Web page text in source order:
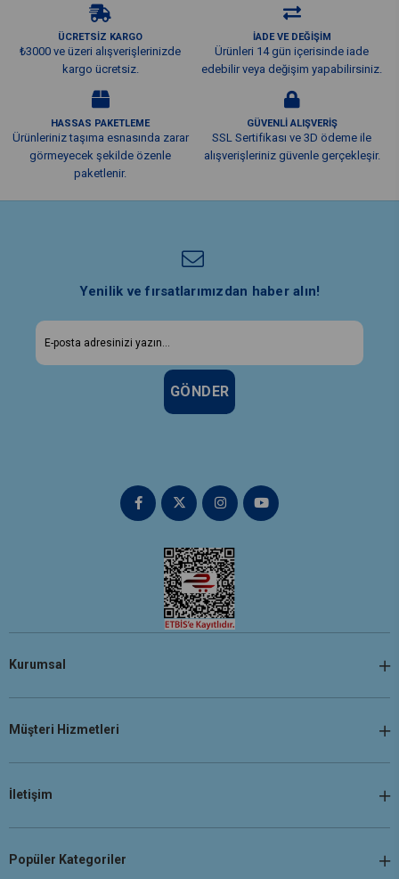
ÜCRETSİZ KARGO
₺3000 ve üzeri alışverişlerinizde
kargo ücretsiz.
İADE VE DEĞİŞİM
Ürünleri 14 gün içerisinde iade
edebilir veya değişim yapabilirsiniz.
HASSAS PAKETLEME
Ürünleriniz taşıma esnasında zarar
görmeyecek şekilde özenle
paketlenir.
GÜVENLİ ALIŞVERİŞ
SSL Sertifikası ve 3D ödeme ile
alışverişleriniz güvenle gerçekleşir.
Yenilik ve fırsatlarımızdan haber alın!
GÖNDER
Kurumsal
Müşteri Hizmetleri
İletişim
Popüler Kategoriler